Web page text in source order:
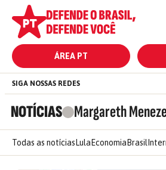
ÁREA PT
NOTÍCIAS Margareth
SIGA NOSSAS REDES
Todas as notícias Lula Economia Brasil